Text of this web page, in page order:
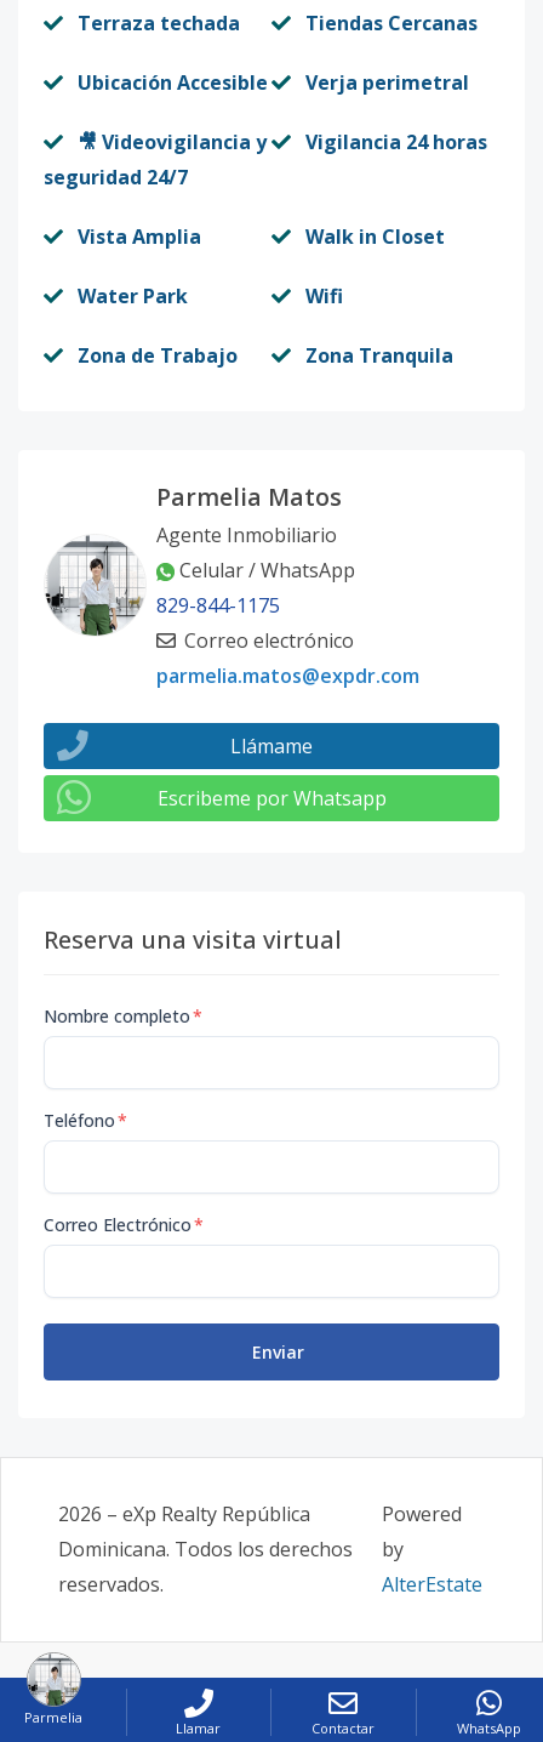
Terraza techada Tiendas Cercanas
Ubicación Accesible Verja perimetral
🎥 Videovigilancia y
seguridad 24/7
Vigilancia 24 horas
Vista Amplia Walk in Closet
Water Park Wifi
Zona de Trabajo Zona Tranquila
Parmelia Matos
Agente Inmobiliario
Celular / WhatsApp
829-844-1175
Correo electrónico
parmelia.matos@expdr.com
Llámame
Escribeme por Whatsapp
Reserva una visita virtual
Nombre completo*
Teléfono*
Correo Electrónico*
Enviar
Parmelia
Llamar Contactar WhatsApp
2026 – eXp Realty República
Dominicana. Todos los derechos
reservados.
Powered
by
AlterEstate